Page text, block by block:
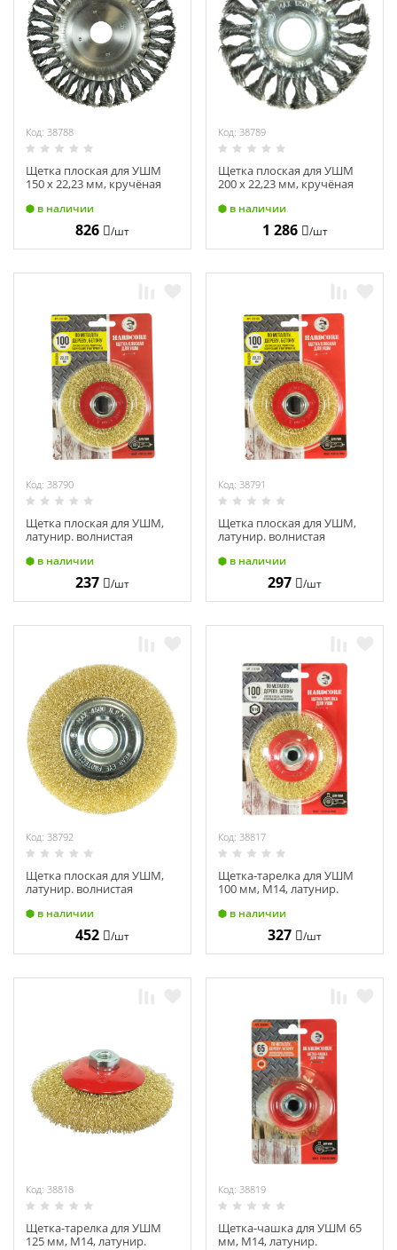
Код: 38788
Щетка плоская для УШМ
150 х 22,23 мм, кручёная
221150
в наличии
826 /шт
Код: 38789
Щетка плоская для УШМ
200 х 22,23 мм, кручёная
221200
в наличии
1 286 /шт
Код: 38790
Щетка плоская для УШМ,
латунир. волнистая
"Hardcore" 222100
в наличии
237 /шт
Код: 38791
Щетка плоская для УШМ,
латунир. волнистая
"Hardcore" 222125
в наличии
297 /шт
Код: 38792
Щетка плоская для УШМ,
латунир. волнистая
"Hardcore" 222150
в наличии
452 /шт
Код: 38817
Щетка-тарелка для УШМ
100 мм, М14, латунир.
"Hardcore" 212100
в наличии
327 /шт
Код: 38818
Щетка-тарелка для УШМ
125 мм, М14, латунир.
Код: 38819
Щетка-чашка для УШМ 65
мм, М14, латунир.